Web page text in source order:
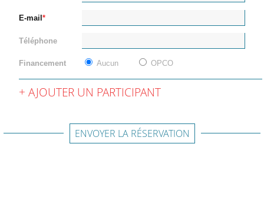
E-mail
Téléphone
Financement Aucun OPCO
AJOUTER UN PARTICIPANT
ENVOYER LA RÉSERVATION